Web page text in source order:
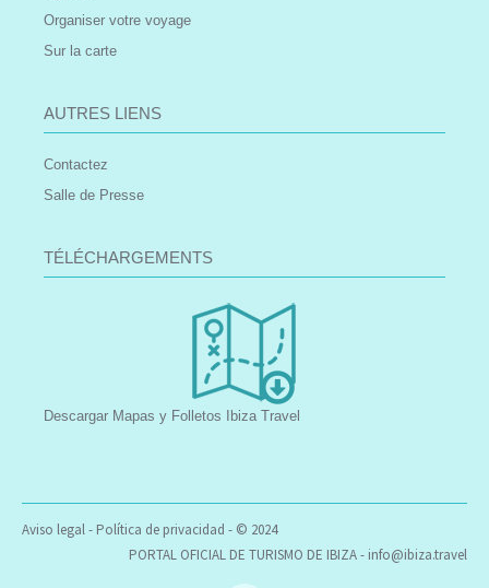
Organiser votre voyage
Sur la carte
AUTRES LIENS
Contactez
Salle de Presse
TÉLÉCHARGEMENTS
Descargar Mapas y Folletos Ibiza Travel
Aviso legal- Política de privacidad - © 2024
PORTAL OFICIAL DE TURISMO DE IBIZA - info@ibiza.travel